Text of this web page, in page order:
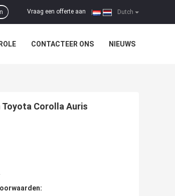
Dutch
Vraag een offerte aan
CONTACTEER ONS NIEUWS
Corolla Auris